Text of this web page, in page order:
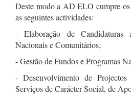
Deste modo a AD ELO cumpre
as seguintes actividades:
- Elaboração de Candidaturas
Nacionais e Comunitários;
- Gestão de Fundos e Programas
- Desenvolvimento de
Serviços de Carácter Social, de